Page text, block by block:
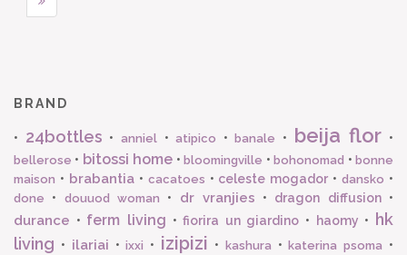
BRAND
• 24bottles • anniel•atipico •banale • beija flor •
bellerose • bitossi home •bloomingville •bohonomad •bonne
maison • brabantia• cacatoes • celeste mogador •dansko •
done • douuod woman • dr vranjies • dragon diffusion•
durance • ferm living •fiorira un giardino • haomy •
hk
living • ilariai •ixxi • izipizi • kashura •katerina psoma •